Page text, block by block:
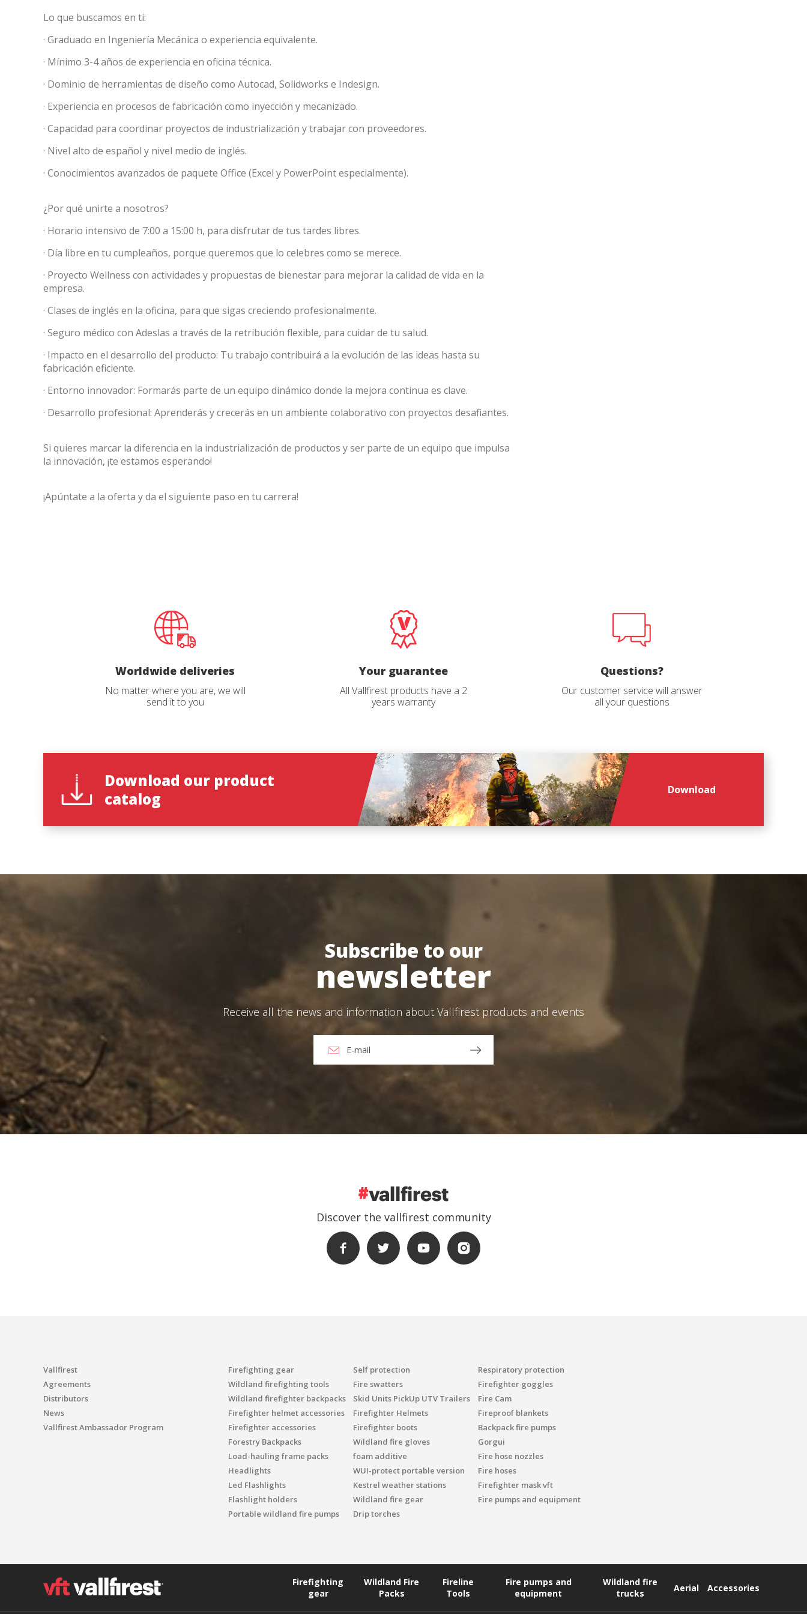
Log in
Lo que buscamos en ti:
· Graduado en Ingeniería Mecánica o experiencia equivalente.
· Mínimo 3-4 años de experiencia en oficina técnica.
· Dominio de herramientas de diseño como Autocad, Solidworks e Indesign.
· Experiencia en procesos de fabricación como inyección y mecanizado.
· Capacidad para coordinar proyectos de industrialización y trabajar con proveedores.
· Nivel alto de español y nivel medio de inglés.
· Conocimientos avanzados de paquete Office (Excel y PowerPoint especialmente).
¿Por qué unirte a nosotros?
· Horario intensivo de 7:00 a 15:00 h, para disfrutar de tus tardes libres.
· Día libre en tu cumpleaños, porque queremos que lo celebres como se merece.
· Proyecto Wellness con actividades y propuestas de bienestar para mejorar la calidad de vida en la
empresa.
· Clases de inglés en la oficina, para que sigas creciendo profesionalmente.
· Seguro médico con Adeslas a través de la retribución flexible, para cuidar de tu salud.
· Impacto en el desarrollo del producto: Tu trabajo contribuirá a la evolución de las ideas hasta su
fabricación eficiente.
· Entorno innovador: Formarás parte de un equipo dinámico donde la mejora continua es clave.
· Desarrollo profesional: Aprenderás y crecerás en un ambiente colaborativo con proyectos desafiantes.
Si quieres marcar la diferencia en la industrialización de productos y ser parte de un equipo que impulsa
la innovación, ¡te estamos esperando!
¡Apúntate a la oferta y da el siguiente paso en tu carrera!
Worldwide deliveries
No matter where you are, we will
send it to you
Your guarantee
All Vallfirest products have a 2
years warranty
Questions?
Our customer service will answer
all your questions
Download our product
catalog
Download
Name * Last name* Company
I have read and accept the Legal warning and the Privacy Policy
Subscribe to our
newsletter
Receive all the news and information about Vallfirest products and events
Discover the vallfirest community
Vallfirest
Agreements
Distributors
News
Vallfirest Ambassador Program
Firefighting gear
Wildland firefighting tools
Wildland firefighter backpacks
Firefighter helmet accessories
Firefighter accessories
Forestry Backpacks
Load-hauling frame packs
Headlights
Led Flashlights
Flashlight holders
Portable wildland fire pumps
Self protection
Fire swatters
Skid Units PickUp UTV Trailers
Firefighter Helmets
Firefighter boots
Wildland fire gloves
foam additive
WUI-protect portable version
Kestrel weather stations
Wildland fire gear
Drip torches
Respiratory protection
Firefighter goggles
Fire Cam
Fireproof blankets
Backpack fire pumps
Gorgui
Fire hose nozzles
Fire hoses
Firefighter mask vft
Fire pumps and equipment
Firefighting
gear
Wildland Fire
Packs
Fireline
Tools
Fire pumps and
equipment
Wildland fire
trucks
Aerial Accessories
Marketing and advertising
These cookies are used to store information about the preferences and personal
Thanks to them, we can know the browsing habits on the website and display
advertising related to the user's browsing profile.
Save configuration